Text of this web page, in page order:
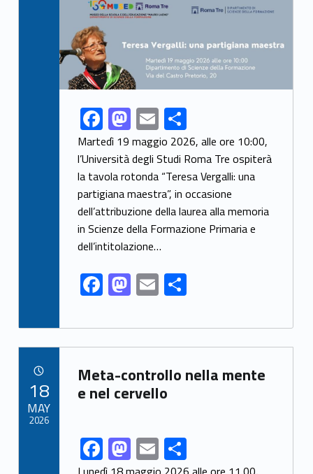
Link identifier share facebook archive #share-link-archive-27479F
ac
e
b
o
o
k
M
as
to
d
o
n
E
m
ai
l
S
h
ar
e
Martedì 19 maggio 2026, alle ore 10:00,
l’Università degli Studi Roma Tre ospiterà
la tavola rotonda “Teresa Vergalli: una
partigiana maestra”, in occasione
dell’attribuzione della laurea alla memoria
in Scienze della Formazione Primaria e
dell’intitolazione…
F
ac
e
b
o
o
M
as
to
d
o
n
E
m
ai
l
S
h
ar
e
Link identifier archive #link-archive-46700
Meta-controllo nella mente
e nel cervello
Link identifier share facebook archive #share-link-archive-88115F M E S
18
MAY
2026